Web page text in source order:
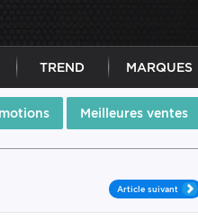
TREND MARQUES
Meilleures ventes
Article suivant